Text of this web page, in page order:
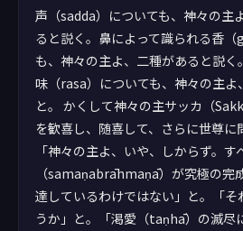
声（sadda）についても、神々の主
ると説く。鼻によって識られる香
も、神々の主よ、二種があると説く
味（rasa）についても、神々の主よ
と。 かくして神々の主サッカ（
を歓喜し、随喜して、さらに世尊に
「神々の主よ、いや、しからず。
（samaṇabrāhmaṇā）が究極の
達しているわけではない」と。「そ
うか」と。「渇愛（taṇhā）の滅尽